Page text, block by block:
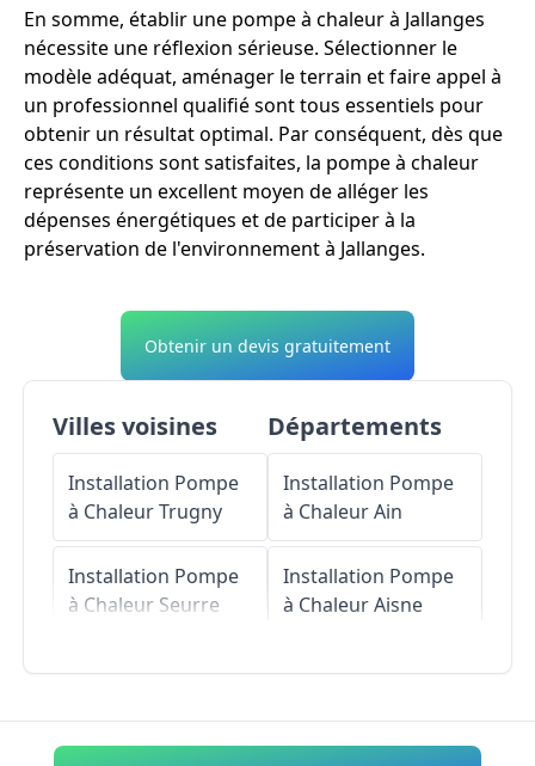
En somme, établir une pompe à chaleur à Jallanges
nécessite une réflexion sérieuse. Sélectionner le
modèle adéquat, aménager le terrain et faire appel à
un professionnel qualifié sont tous essentiels pour
obtenir un résultat optimal. Par conséquent, dès que
ces conditions sont satisfaites, la pompe à chaleur
représente un excellent moyen de alléger les
dépenses énergétiques et de participer à la
préservation de l'environnement à Jallanges.
Obtenir un devis gratuitement
Villes voisines
Installation Pompe
à ChaleurTrugny
Installation Pompe
à Chaleur Seurre
Installation Pompe
Chamblanc
Départements
Installation Pompe
à ChaleurAin
Installation Pompe
à ChaleurAisne
Installation Pompe